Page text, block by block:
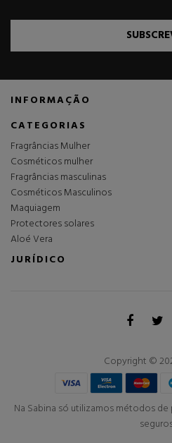
INFORMAÇÃO
CATEGORIAS
Fragrâncias Mulher
Cosméticos mulher
Fragrâncias masculinas
Cosméticos Masculinos
Maquiagem
Protectores solares
Aloé Vera
JURÍDICO
Copyright ©
Na Sabina só utilizamos métodos